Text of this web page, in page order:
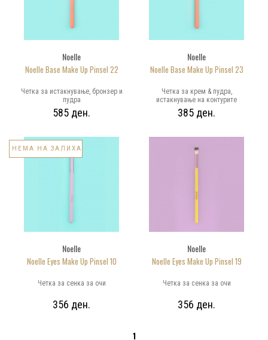
Noelle
Noelle Base Make Up Pinsel 22
Четка за истакнување, бронзер и
пудра
585 ден.
Noelle
Noelle Base Make Up Pinsel 23
Четка за крем & пудра,
истакнување на контурите
385 ден.
НЕМА НА ЗАЛИХА
Noelle
Noelle Eyes Make Up Pinsel 10
Четка за сенка за очи
356 ден.
Noelle
Noelle Eyes Make Up Pinsel 19
Четка за сенка за очи
356 ден.
1